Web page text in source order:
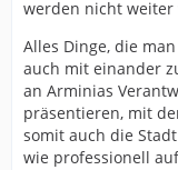
werden nicht weiter
Alles Dinge, die
auch mit einander
an Arminias
präsentieren, mit
somit auch die
wie professionell